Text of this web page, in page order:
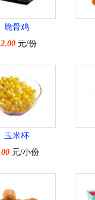
脆骨鸡
元/份
玉米杯
元/小份